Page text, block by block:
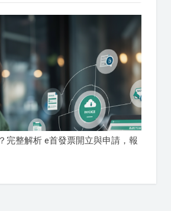
完整解析 e首發票開立與申請，報